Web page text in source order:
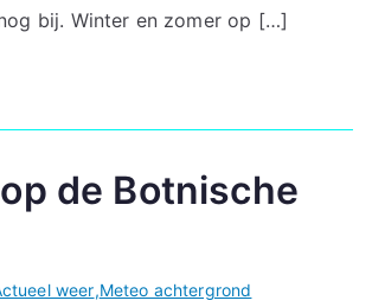
bij. Winter en zomer op […]
de Botnische
weer,Meteo achtergrond